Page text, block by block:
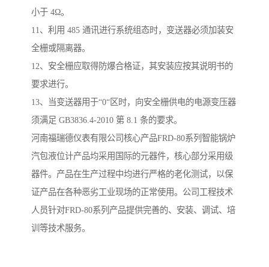
小于 4Ω。
11、利用 485 通讯进行系统组态时，变送器必须加装安
全栅或隔离器。
12、安全栅应取得防爆合格证，其安装应按其说明书的
要求进行。
13、当变送器用于“0“区时，向安全栅供电的电源变压器
须满足 GB3836.4-2010 第 8.1 条的要求。
河南福瑞德仪表有限公司核心产品FRD-80系列智能锅炉
汽包液位计产品均采用国际的元器件，核心部分采用级
器件。产品在生产过程中均进行严格的老化测试，以保
证产品在各种恶劣工业现场的正常使用。公司工程技术
人员针对FRD-80系列产品提供完善的、安装、调试、培
训等技术服务。